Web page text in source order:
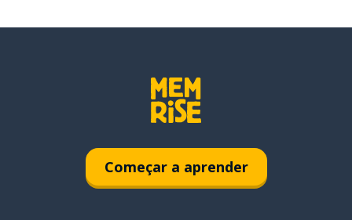
Começar a aprender